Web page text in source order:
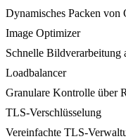
Dynamisches Packen von
Image Optimizer
Schnelle Bildverarbeitung
Loadbalancer
Granulare Kontrolle über
TLS-Verschlüsselung
Vereinfachte TLS-